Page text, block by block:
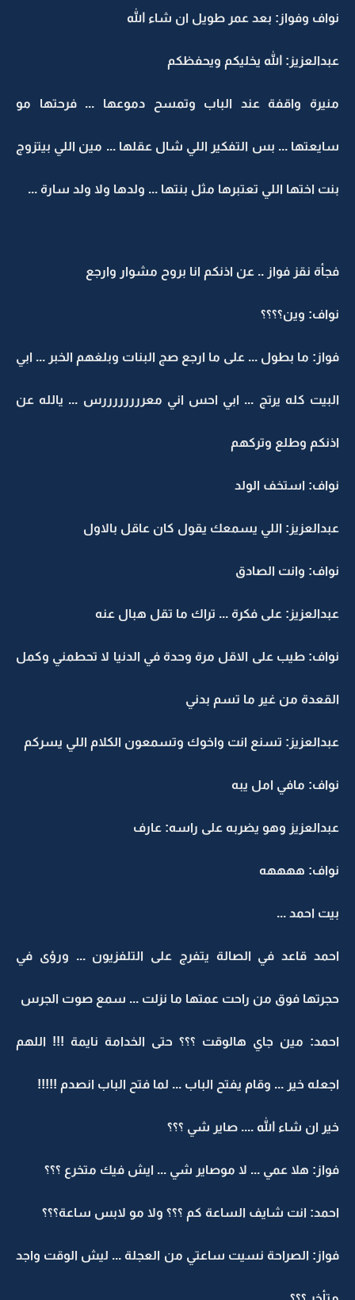
نواف وفواز: بعد عمر طويل ان شاء الله
عبدالعزيز: الله يخليكم ويحفظكم
منيرة واقفة عند الباب وتمسح دموعها ... فرحتها مو
سايعتها ... بس التفكير اللي شال عقلها ... مين اللي بيتزوج
بنت اختها اللي تعتبرها مثل بنتها ... ولدها ولا ولد سارة ...
فجأة نقز فواز .. عن اذنكم انا بروح مشوار وارجع
نواف: وين؟؟؟؟
فواز: ما بطول ... على ما ارجع صج البنات وبلغهم الخبر ... ابي
البيت كله يرتج ... ابي احس اني معررررررررس ... يالله عن
اذنكم وطلع وتركهم
نواف: استخف الولد
عبدالعزيز: اللي يسمعك يقول كان عاقل بالاول
نواف: وانت الصادق
عبدالعزيز: على فكرة ... تراك ما تقل هبال عنه
نواف: طيب على الاقل مرة وحدة في الدنيا لا تحطمني وكمل
القعدة من غير ما تسم بدني
عبدالعزيز: تسنع انت واخوك وتسمعون الكلام اللي يسركم
نواف: مافي امل يبه
عبدالعزيز وهو يضربه على راسه: عارف
نواف: ههههه
بيت احمد ...
احمد قاعد في الصالة يتفرج على التلفزيون ... ورؤى في
حجرتها فوق من راحت عمتها ما نزلت ... سمع صوت الجرس
احمد: مين جاي هالوقت ؟؟؟ حتى الخدامة نايمة !!! اللهم
اجعله خير ... وقام يفتح الباب ... لما فتح الباب انصدم !!!!!
خير ان شاء الله .... صاير شي ؟؟؟
فواز: هلا عمي ... لا موصاير شي ... ايش فيك متخرع ؟؟؟
احمد: انت شايف الساعة كم ؟؟؟ ولا مو لابس ساعة؟؟؟
فواز: الصراحة نسيت ساعتي من العجلة ... ليش الوقت واجد